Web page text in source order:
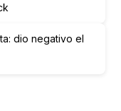
dio negativo el